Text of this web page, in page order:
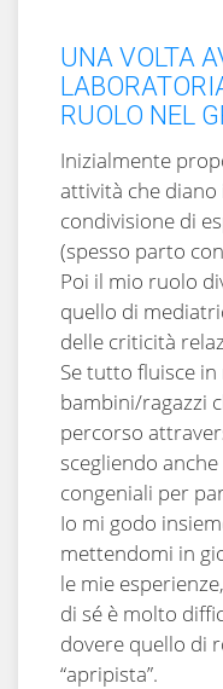
UNA VOLTA
RUOLO NEL
Inizialmente
attività che diano
condivisione di
(spesso parto
Poi il mio ruolo
quello di
delle criticità
Se tutto fluisce
bambini/ragazzi
percorso
scegliendo
congeniali per
Io mi godo
mettendomi in
le mie
di sé è molto
dovere quello di
“apripista”.